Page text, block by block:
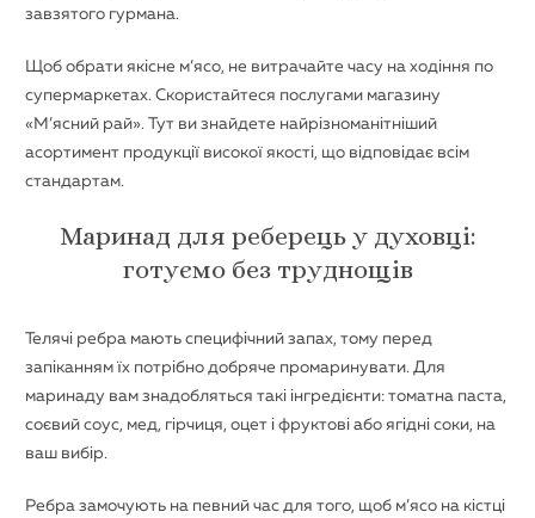
завзятого гурмана.
Щоб обрати якісне м’ясо, не витрачайте часу на ходіння по
супермаркетах. Скористайтеся послугами магазину
«М’ясний рай». Тут ви знайдете найрізноманітніший
асортимент продукції високої якості, що відповідає всім
стандартам.
Маринад для реберець у духовці:
готуємо без труднощів
Телячі ребра мають специфічний запах, тому перед
запіканням їх потрібно добряче промаринувати. Для
маринаду вам знадобляться такі інгредієнти: томатна паста,
соєвий соус, мед, гірчиця, оцет і фруктові або ягідні соки, на
ваш вибір.
Ребра замочують на певний час для того, щоб м’ясо на кістці